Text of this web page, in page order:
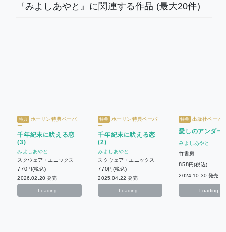
『みよしあやと』に関連する作品 (最大20件)
特典 ホーリン特典ペーパ
ー
千年紀末に吠える恋
(3)
みよしあやと
スクウェア・エニックス
770円(税込)
2026.02.20 発売
Loading...
特典 ホーリン特典ペーパ
ー
千年紀末に吠える恋
(2)
みよしあやと
スクウェア・エニックス
770円(税込)
2025.04.22 発売
Loading...
特典 出版社ペーパ
愛しのアンダー
みよしあやと
竹書房
858円(税込)
2024.10.30 発売
Loading...